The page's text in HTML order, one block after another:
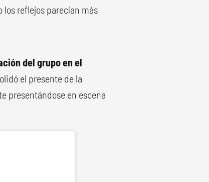
reflejos parecían más
del grupo en el
el presente de la
presentándose en escena